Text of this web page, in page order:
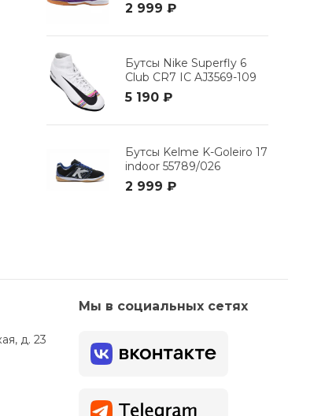
2 999 ₽
Бутсы Nike Superfly 6
Club CR7 IC AJ3569-109
5 190 ₽
Бутсы Kelme K-Goleiro 17
indoor 55789/026
2 999 ₽
д. 23
Мы в социальных сетях